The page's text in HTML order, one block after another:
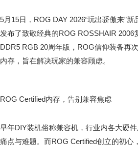
5月15日，ROG DAY 2026“玩出骄傲来”
发布了致敬经典的ROG ROSSHAIR
DDR5 RGB 20周年版，ROG信仰装备再
内存，旨在解决玩家的兼容顾虑。
ROG Certified内存，告别兼容焦虑
早年DIY装机俗称兼容机，行业内各大硬
痛点与难题。而ROG Certified创立的初